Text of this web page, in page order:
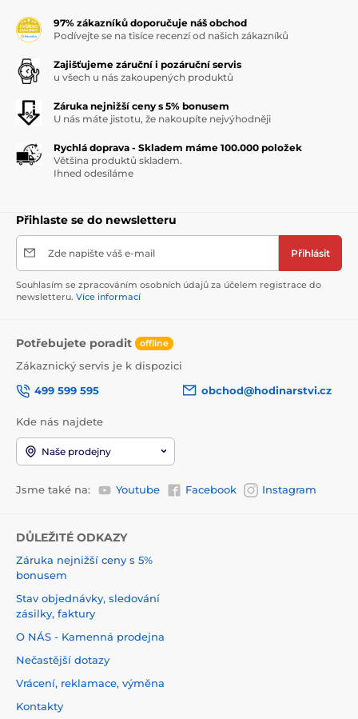
97% zákazníků doporučuje náš obchod
Podívejte se na tisíce recenzí od našich zákazníků
Zajišťujeme záruční i pozáruční servis
u všech u nás zakoupených produktů
Záruka nejnižší ceny s 5% bonusem
U nás máte jistotu, že nakoupíte nejvýhodněji
Rychlá doprava - Skladem máme 100.000 položek
Většina produktů skladem.
Ihned odesíláme
Přihlaste se do newsletteru
Zde napište váš e-mail Přihlásit
Souhlasím se zpracováním osobních údajů za účelem registrace do
newsletteru. Více informací
Potřebujete poradit offline
Zákaznický servis je k dispozici
499 599 595
obchod@hodinarstvi.cz
Kde nás najdete
Naše prodejny
Jsme také na: Youtube Facebook Instagram
DŮLEŽITÉ ODKAZY
Záruka nejnižší ceny s 5%
bonusem
Stav objednávky, sledování
zásilky, faktury
O NÁS - Kamenná prodejna
Nečastější dotazy
Vrácení, reklamace, výměna
Kontakty